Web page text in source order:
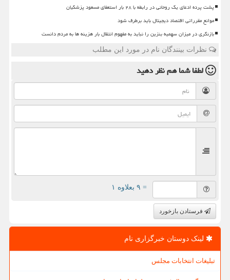
پشت پرده ادعای یک روحانی در رابطه با ۲۸ بار استعفای مسعود پزشکیان
موانع مقرراتی اقتصاد دیجیتال باید برطرف شود
بازنگری در میزان سهمیه بنزین را نباید به مفهوم انتقال بار هزینه ها به مردم دانست
نظرات بینندگان نام در مورد این مطلب
لطفا شما همنظر دهید
= ۹ بعلاوه ۱
فرستادن بازخورد
لینک دوستان خبرگزاری نام
تبلیغات انتخابات مجلس